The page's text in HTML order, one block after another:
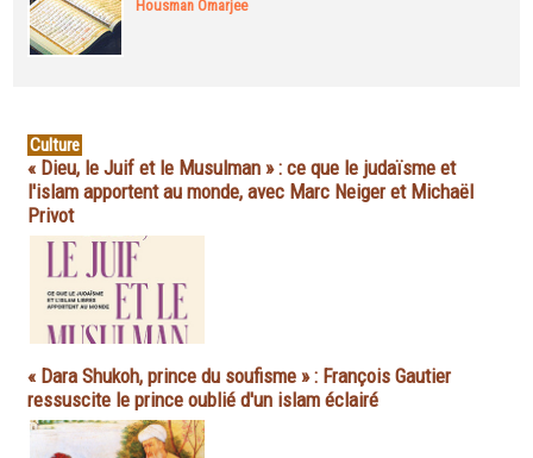
Housman Omarjee
Culture
« Dieu, le Juif et le Musulman » : ce que le judaïsme et
l'islam apportent au monde, avec Marc Neiger et Michaël
Privot
« Dara Shukoh, prince du soufisme » : François Gautier
ressuscite le prince oublié d'un islam éclairé